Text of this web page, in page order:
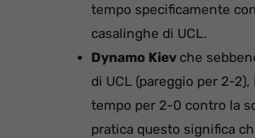
tempo specificamente
casalinghe di UCL.
Dynamo Kiev che
di UCL (pareggio per 2-
tempo per 2-0 contro la
pratica questo significa